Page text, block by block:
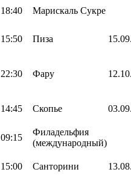
18:40 Марискаль Сукре
15:50 Пиза
22:30 Фару
14:45 Скопье
09:15
Филадельфия
(международный)
15:00 Санторини